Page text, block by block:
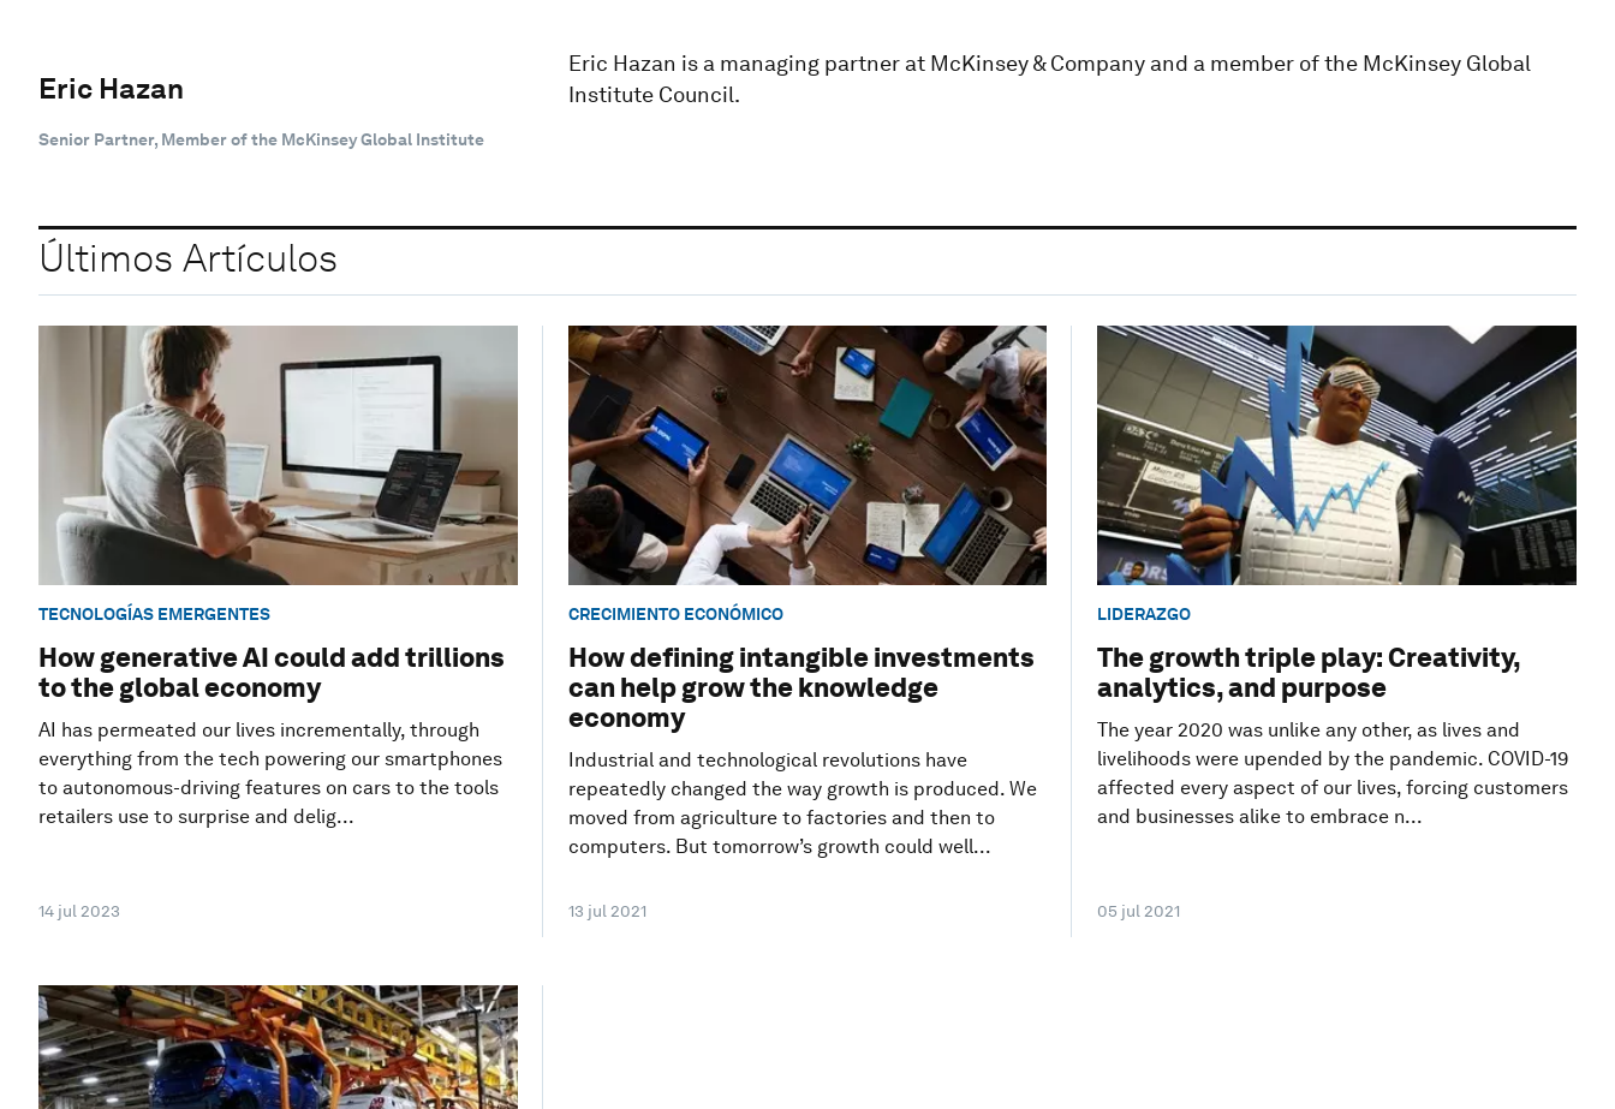
Eric Hazan
Senior Partner, Member of the McKinsey Global Institute
Eric Hazan is a managing partner at McKinsey & Company and a member of the McKinsey Global
Institute Council.
Últimos Artículos
TECNOLOGÍAS EMERGENTES
How generative AI could add trillions
to the global economy
AI has permeated our lives incrementally, through
everything from the tech powering our smartphones
to autonomous-driving features on cars to the tools
retailers use to surprise and delig...
14 jul 2023
CRECIMIENTO ECONÓMICO
How defining intangible investments
can help grow the knowledge
economy
Industrial and technological revolutions have
repeatedly changed the way growth is produced. We
moved from agriculture to factories and then to
computers. But tomorrow’s growth could well...
13 jul 2021
LIDERAZGO
The growth triple play: Creativity,
analytics, and purpose
The year 2020 was unlike any other, as lives and
livelihoods were upended by the pandemic. COVID-19
affected every aspect of our lives, forcing customers
and businesses alike to embrace n...
05 jul 2021